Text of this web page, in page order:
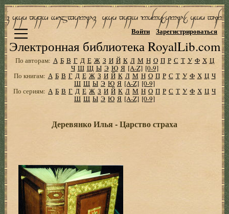
Электронная библиотека RoyalLib.com
Войти Зарегистрироваться
По авторам: А Б В Г Д Е Ж З И Й К Л М Н О П Р С Т У Ф Х Ц
Ч Ш Щ Ы Э Ю Я [A-Z] [0-9]
По книгам: А Б В Г Д Е Ж З И Й К Л М Н О П Р С Т У Ф Х Ц Ч
Ш Щ Ы Э Ю Я [A-Z] [0-9]
По сериям: А Б В Г Д Е Ж З И Й К Л М Н О П Р С Т У Ф Х Ц Ч
Ш Щ Ы Э Ю Я [A-Z] [0-9]
Деревянко Илья - Царство страха